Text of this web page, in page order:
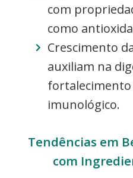
com
como
Crescimento
auxiliam na
imunológico.
Tendências em
com